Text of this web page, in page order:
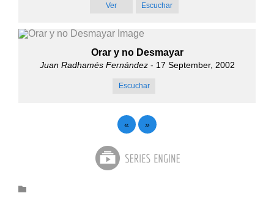
Ver Escuchar
Orar y no Desmayar
Juan Radhamés Fernández- 17 September, 2002
Escuchar
« »
